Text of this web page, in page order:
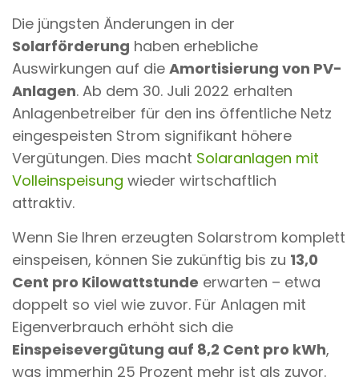
Die jüngsten Änderungen in der
Solarförderung haben erhebliche
Auswirkungen auf die Amortisierung von PV-
Anlagen. Ab dem 30. Juli 2022 erhalten
Anlagenbetreiber für den ins öffentliche Netz
eingespeisten Strom signifikant höhere
Vergütungen. Dies macht Solaranlagen mit
Volleinspeisung wieder wirtschaftlich
attraktiv.
Wenn Sie Ihren erzeugten Solarstrom komplett
einspeisen, können Sie zukünftig bis zu 13,0
Cent pro Kilowattstunde erwarten – etwa
doppelt so viel wie zuvor. Für Anlagen mit
Eigenverbrauch erhöht sich die
Einspeisevergütung auf 8,2 Cent pro kWh,
was immerhin 25 Prozent mehr ist als zuvor.